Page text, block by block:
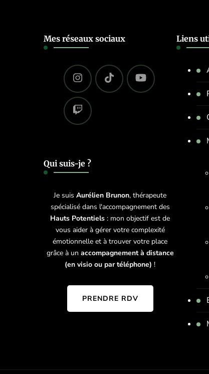
Mes réseaux sociaux
Qui suis-je ?
Je suisAurélien Brunon, thérapeute
spécialisé dans l'accompagnement des
Hauts Potentiels : mon objectif est de
vous aider à gérer votre complexité
émotionnelle et à trouver votre place
grâce à un accompagnement à distance
(en visio ou par téléphone) !
PRENDRE RDV
Liens